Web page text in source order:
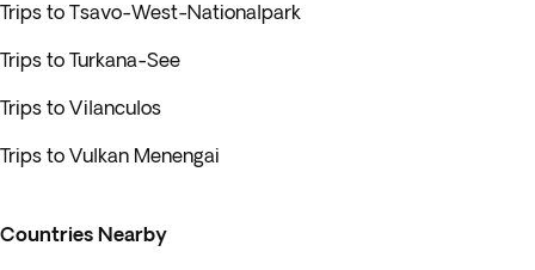
Trips to Tsavo-West-Nationalpark
Trips to Turkana-See
Trips to Vilanculos
Trips to Vulkan Menengai
Countries Nearby